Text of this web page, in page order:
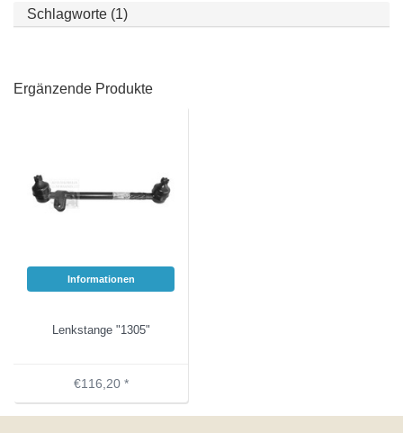
Schlagworte (1)
Ergänzende Produkte
Informationen
Lenkstange "1305"
€116,20 *